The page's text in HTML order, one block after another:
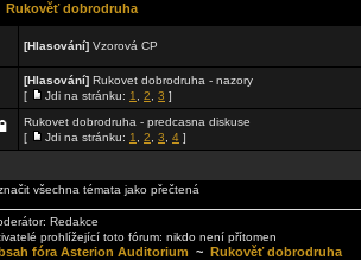
Rukověť dobrodruha
[Hlasování] Vzorová CP
[Hlasování] Rukovet dobrodruha - nazory
[
Jdi na stránku: 1 2 3 ]
Rukovet dobrodruha - predcasna diskuse
[
Jdi na stránku: 1 2 3 4 ]
všechna témata jako přečtená
Redakce
prohlížející toto fórum: nikdo není přítomen
fóra Asterion Auditorium ~ Rukověť dobrodruha